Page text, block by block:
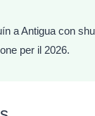
a Antigua con
per il 2026.